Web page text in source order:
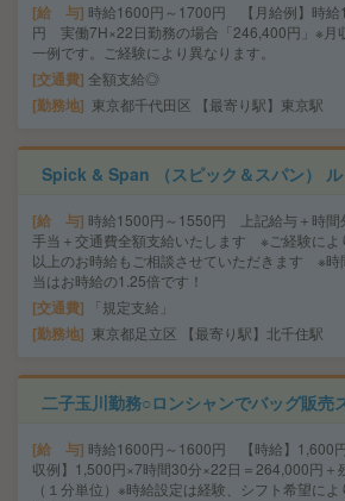
給 与 時給1600円～1700円 【月給例】時給
円 実働7H×22日勤務の場合「246,400円」※月
一例です。ご経験により異なります。
交通費 全額支給◎
勤務地 東京都千代田区 【最寄り駅】東京駅
Spick & Span （スピック＆スパン）
給 与 時給1500円～1550円 上記給与＋時間
手当＋交通費全額支給いたします ※ご経験によ
以上のお時給もご相談させていただきます ※時
当はお時給の1.25倍です！
交通費 「規定支給」
勤務地 東京都足立区 【最寄り駅】北千住駅
二子玉川勤務○ロンシャンでバッグ販売
給 与 時給1600円～1600円 【時給】1,600
収例】1,500円×7時間30分×22日＝264,000円＋
（１分単位）※時給設定は経験、シフト希望によ